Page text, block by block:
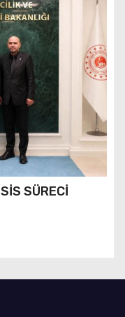
SÜRECİ